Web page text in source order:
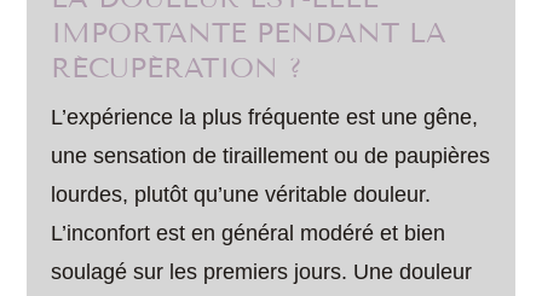
IMPORTANTE PENDANT LA
RÉCUPÉRATION ?
L’expérience la plus fréquente est une gêne,
une sensation de tiraillement ou de paupières
lourdes, plutôt qu’une véritable douleur.
L’inconfort est en général modéré et bien
soulagé sur les premiers jours. Une douleur